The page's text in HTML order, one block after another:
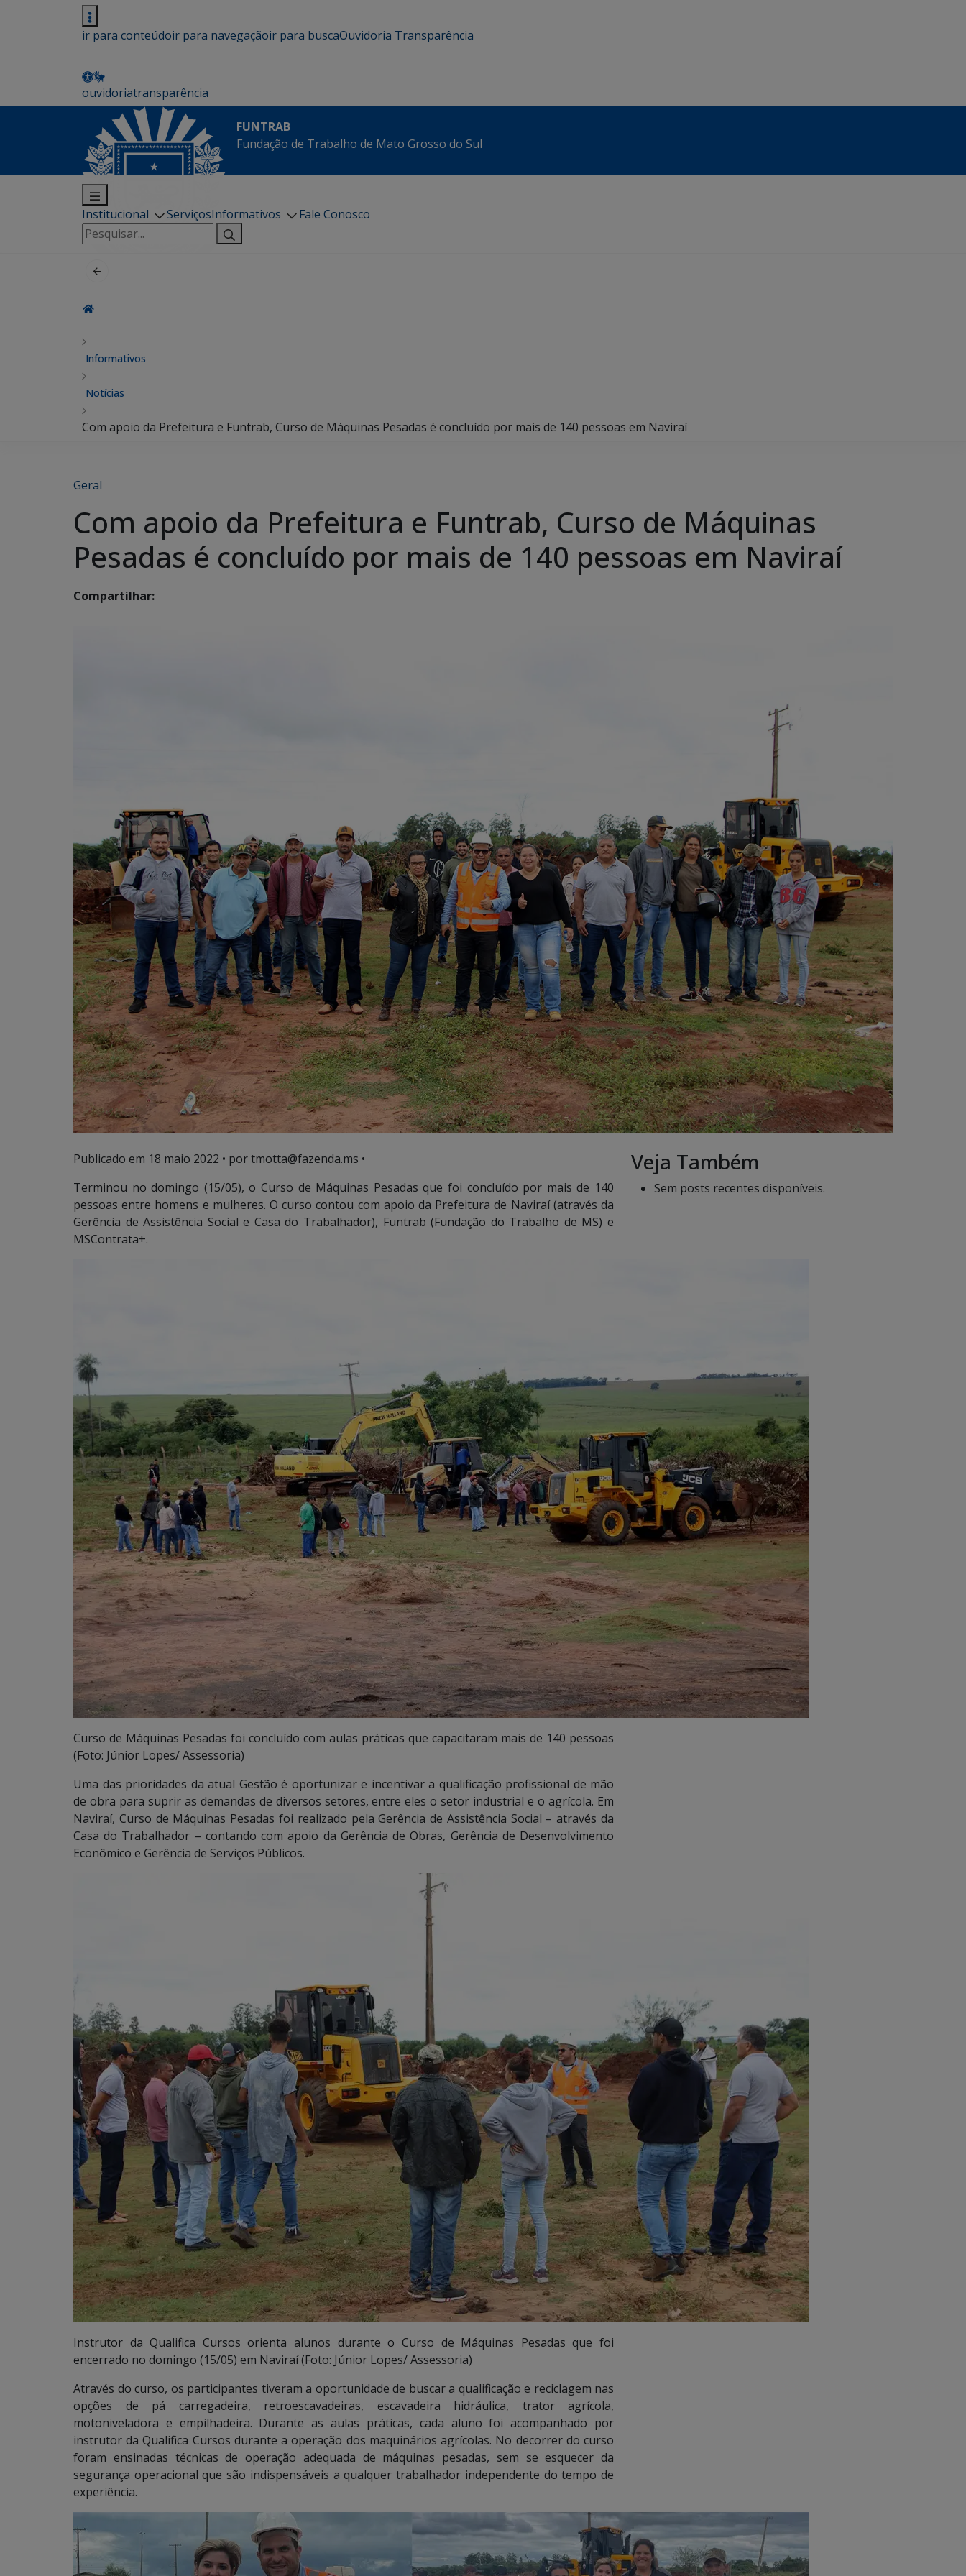
ir para conteúdoir para navegaçãoir para buscaOuvidoria Transparência
ouvidoriatransparência
FUNTRAB
Fundação de Trabalho de Mato Grosso do Sul
Institucional ServiçosInformativos
Fale Conosco
Pesquisar
por:
Informativos
Notícias
Com apoio da Prefeitura e Funtrab, Curso de Máquinas Pesadas é concluído por mais de 140 pessoas em Naviraí
Geral
Com apoio da Prefeitura e Funtrab, Curso de Máquinas
Pesadas é concluído por mais de 140 pessoas em Naviraí
Compartilhar:
Publicado em 18 maio 2022 • por tmotta@fazenda.ms •
Terminou no domingo (15/05), o Curso de Máquinas Pesadas que foi concluído por mais de 140
pessoas entre homens e mulheres. O curso contou com apoio da Prefeitura de Naviraí (através da
Gerência de Assistência Social e Casa do Trabalhador), Funtrab (Fundação do Trabalho de MS) e
MSContrata+.
Curso de Máquinas Pesadas foi concluído com aulas práticas que capacitaram mais de 140 pessoas
(Foto: Júnior Lopes/ Assessoria)
Uma das prioridades da atual Gestão é oportunizar e incentivar a qualificação profissional de mão
de obra para suprir as demandas de diversos setores, entre eles o setor industrial e o agrícola. Em
Naviraí, Curso de Máquinas Pesadas foi realizado pela Gerência de Assistência Social – através da
Casa do Trabalhador – contando com apoio da Gerência de Obras, Gerência de Desenvolvimento
Econômico e Gerência de Serviços Públicos.
Instrutor da Qualifica Cursos orienta alunos durante o Curso de Máquinas Pesadas que foi
encerrado no domingo (15/05) em Naviraí (Foto: Júnior Lopes/ Assessoria)
Através do curso, os participantes tiveram a oportunidade de buscar a qualificação e reciclagem nas
opções de pá carregadeira, retroescavadeiras, escavadeira hidráulica, trator agrícola,
motoniveladora e empilhadeira. Durante as aulas práticas, cada aluno foi acompanhado por
instrutor da Qualifica Cursos durante a operação dos maquinários agrícolas. No decorrer do curso
foram ensinadas técnicas de operação adequada de máquinas pesadas, sem se esquecer da
segurança operacional que são indispensáveis a qualquer trabalhador independente do tempo de
experiência.
Veja Também
Sem posts recentes disponíveis.